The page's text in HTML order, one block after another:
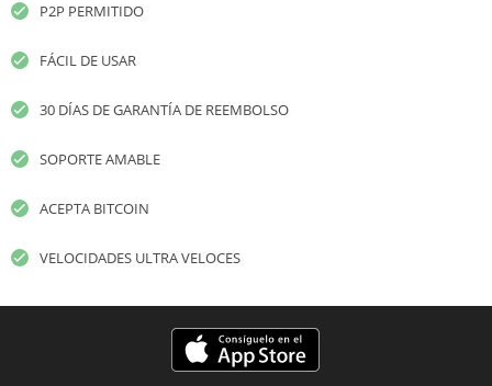
P2P PERMITIDO
FÁCIL DE USAR
30 DÍAS DE GARANTÍA DE REEMBOLSO
SOPORTE AMABLE
ACEPTA BITCOIN
VELOCIDADES ULTRA VELOCES